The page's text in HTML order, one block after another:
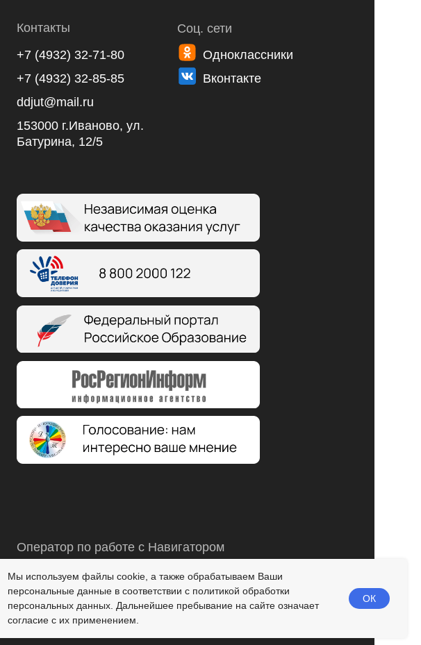
Мы используем файлы cookie, а также обрабатываем Ваши
персональные данные в соответствии с политикой обработки
персональных данных. Дальнейшее пребывание на сайте означает
согласие с их применением.
ОК
пт. 15:00 - 19:00
Вконтакте
Соц. сети
Одноклассники
Оператор по работе с Навигатором
Контакты
153000 г.Иваново, ул.
Батурина, 12/5
+7 (4932) 32-71-80
+7 (4932) 32-85-85
ddjut@mail.ru